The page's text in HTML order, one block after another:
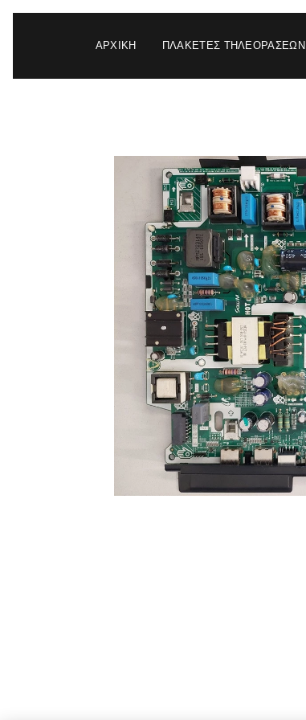
ΑΡΧΙΚΉ ΠΛΑΚΕΤΕΣ ΤΗΛΕΟΡΑΣΕΩΝ